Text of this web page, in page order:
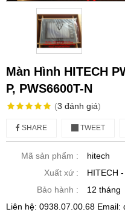
Màn Hình HITECH
P, PWS6600T-N
(3 đánh giá)
SHARE TWEET
Mã sản phẩm :
hitech
Xuất xứ :
HITECH
Bảo hành :
12 tháng
Liên hệ: 0938.07.00.68 Email: